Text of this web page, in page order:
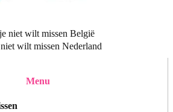
niet wilt missen België
wilt missen Nederland
Menu